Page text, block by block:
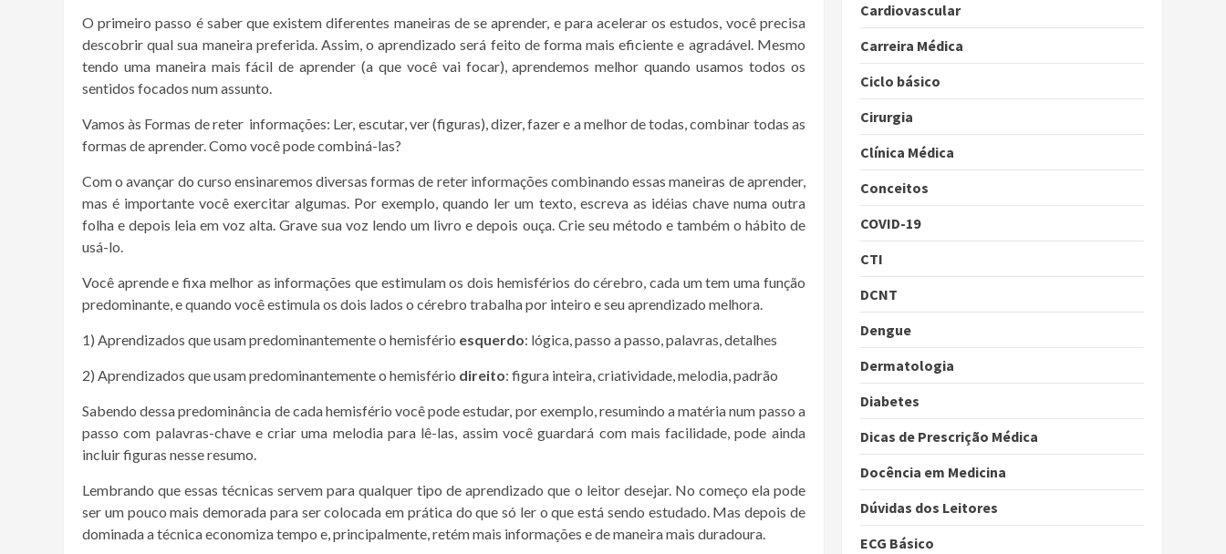
O primeiro passo é saber que existem diferentes maneiras de se aprender, e para acelerar os estudos, você precisa
descobrir qual sua maneira preferida. Assim, o aprendizado será feito de forma mais eficiente e agradável. Mesmo
tendo uma maneira mais fácil de aprender (a que você vai focar), aprendemos melhor quando usamos todos os
sentidos focados num assunto.
Vamos às Formas de reter informações: Ler, escutar, ver (figuras), dizer, fazer e a melhor de todas, combinar todas as
formas de aprender. Como você pode combiná-las?
Com o avançar do curso ensinaremos diversas formas de reter informações combinando essas maneiras de aprender,
mas é importante você exercitar algumas. Por exemplo, quando ler um texto, escreva as idéias chave numa outra
folha e depois leia em voz alta. Grave sua voz lendo um livro e depois ouça. Crie seu método e também o hábito de
usá-lo.
Você aprende e fixa melhor as informações que estimulam os dois hemisférios do cérebro, cada um tem uma função
predominante, e quando você estimula os dois lados o cérebro trabalha por inteiro e seu aprendizado melhora.
1) Aprendizados que usam predominantemente o hemisfério esquerdo: lógica, passo a passo, palavras, detalhes
2) Aprendizados que usam predominantemente o hemisfério direito: figura inteira, criatividade, melodia, padrão
Sabendo dessa predominância de cada hemisfério você pode estudar, por exemplo, resumindo a matéria num passo a
passo com palavras-chave e criar uma melodia para lê-las, assim você guardará com mais facilidade, pode ainda
incluir figuras nesse resumo.
Lembrando que essas técnicas servem para qualquer tipo de aprendizado que o leitor desejar. No começo ela pode
ser um pouco mais demorada para ser colocada em prática do que só ler o que está sendo estudado. Mas depois de
dominada a técnica economiza tempo e, principalmente, retém mais informações e de maneira mais duradoura.
Cardiovascular
Carreira Médica
Ciclo básico
Cirurgia
Clínica Médica
Conceitos
COVID-19
CTI
DCNT
Dengue
Dermatologia
Diabetes
Dicas de Prescrição Médica
Docência em Medicina
Dúvidas dos Leitores
ECG Básico